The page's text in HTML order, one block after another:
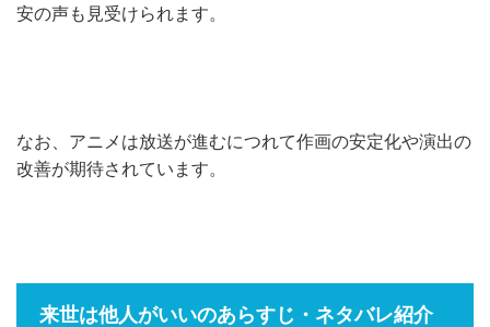
安の声も見受けられます。
なお、アニメは放送が進むにつれて作画の安定化や演出の
改善が期待されています。
来世は他人がいいのあらすじ・ネタバレ紹介